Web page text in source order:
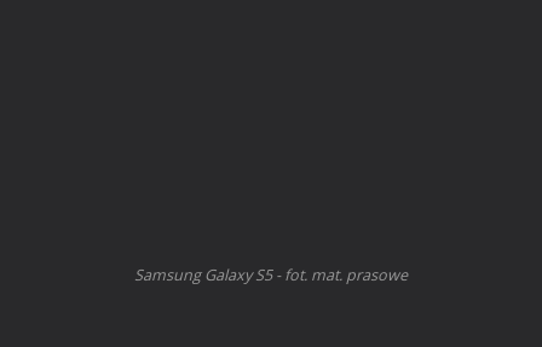
Samsung Galaxy S5 - fot. mat. prasowe